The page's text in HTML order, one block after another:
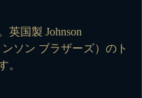
英国製 Johnson
ンソン ブラザーズ）のト
。